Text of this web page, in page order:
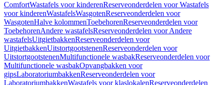
ComfortWastafels voor kinderenReserveonderdelen voor Wastafels
voor kinderenWastafelsWasgotenReserveonderdelen voor
WasgotenHalve kolommenToebehorenReserveonderdelen voor
ToebehorenAndere wastafelsReserveonderdelen voor Andere
wastafelsUitgietbakkenReserveonderdelen voor
UitgietbakkenUitstortgootstenenReserveonderdelen voor
UitstortgootstenenMultifunctionele wasbakReserveonderdelen voor
Multifunctionele wasbakOpvangbakken voor
gipsLaboratoriumbakkenReserveonderdelen voor
LaboratoriumbakkenWastafels voor klaslokalenReserveonderdelen